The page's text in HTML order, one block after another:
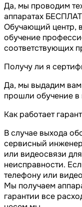
Да, мы проводим
аппаратах
Обучающий центр,
обучение
соответствующих
Получу ли я
Да, мы выдадим
прошли обучение
Как работает
В случае выхода
сервисный
или видеосвязи
неисправности.
телефону или
Мы получаем
гарантии все